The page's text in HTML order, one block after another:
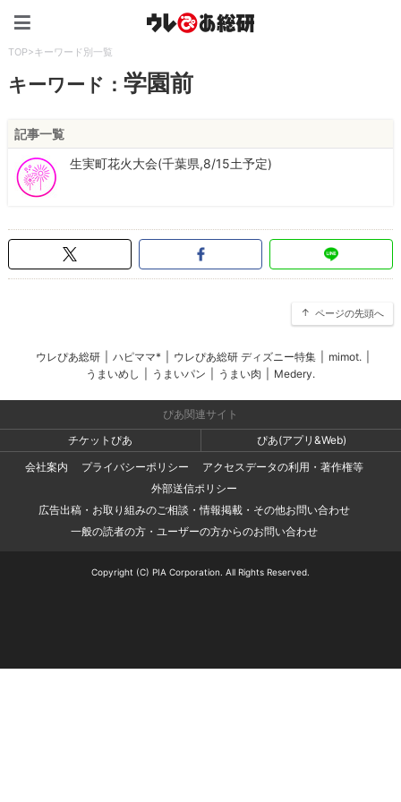
TOP>キーワード別一覧
キーワード：学園前
記事一覧
生実町花火大会(千葉県,8/15土予定)
ページの先頭へ
ウレぴあ総研 ハピママ* ウレぴあ総研 ディズニー特集 mimot.
うまいめし
うまいパン うまい肉 Medery.
ぴあ関連サイト
チケットぴあ
ぴあ(アプリ&Web)
会社案内
プライバシーポリシー
アクセスデータの利用・著作権等
外部送信ポリシー
広告出稿・お取り組みのご相談・情報掲載・その他お問い合わせ
一般の読者の方・ユーザーの方からのお問い合わせ
Copyright (C) PIA Corporation. All Rights Reserved.